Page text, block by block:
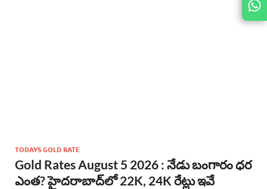
JOIN
US ON
TODAYS GOLD RATE
Gold Rates August 5 2026 : నేడు బంగారం ధర
ఎంత? హైదరాబాద్‌లో 22K, 24K రేట్లు ఇవే